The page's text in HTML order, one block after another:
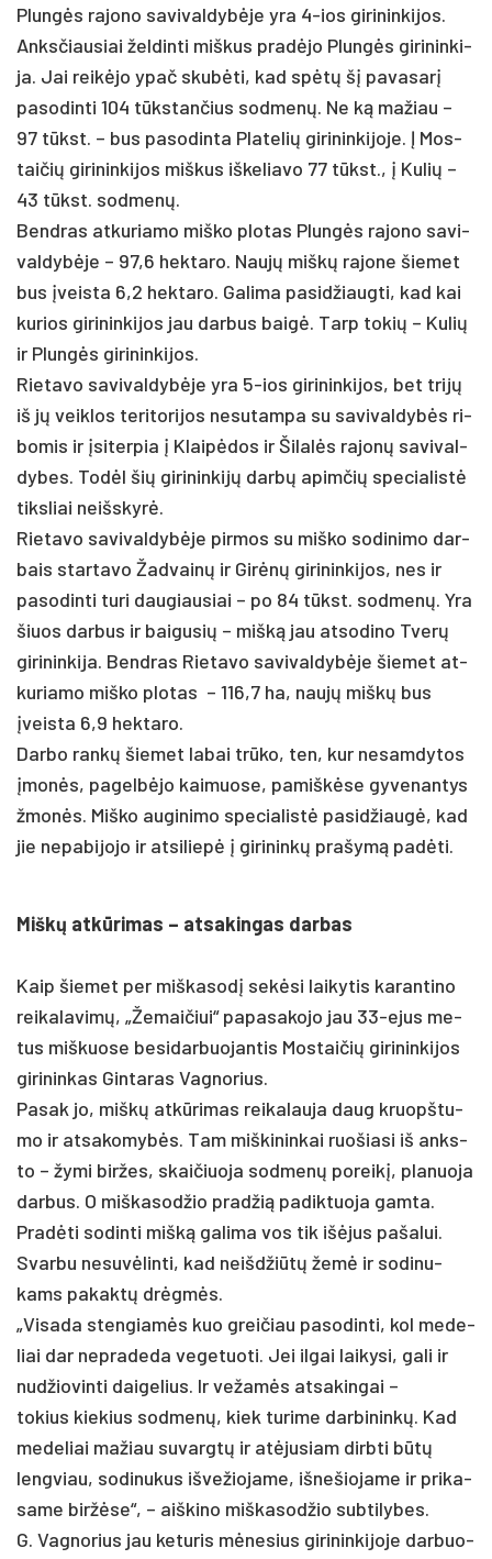
Plungės ra­jo­no sa­vi­val­dybė­je yra 4-ios gi­ri­nin­ki­jos.
Anks­čiau­siai žel­din­ti miš­kus pra­dėjo Plungės gi­ri­nin­ki­
ja. Jai reikė­jo ypač skubė­ti, kad spėtų šį pa­va­sarį
pa­so­din­ti 104 tūkstan­čius sod­menų. Ne ką ma­žiau –
97 tūkst. – bus pa­so­din­ta Pla­te­lių gi­ri­nin­ki­jo­je. Į Mos­
tai­čių gi­ri­nin­ki­jos miš­kus iš­ke­liavo 77 tūkst., į Ku­lių –
43 tūkst. sod­menų.
Bend­ras at­ku­ria­mo miš­ko plo­tas Plungės ra­jo­no sa­vi­
val­dybė­je – 97,6 hek­ta­ro. Naujų miškų ra­jo­ne šie­met
bus įveis­ta 6,2 hek­ta­ro. Ga­li­ma pa­si­džiaug­ti, kad kai
ku­rios gi­ri­nin­ki­jos jau dar­bus baigė. Tarp to­kių – Ku­lių
ir Plungės gi­ri­nin­ki­jos.
Rie­ta­vo sa­vi­val­dybė­je yra 5-ios gi­ri­nin­ki­jos, bet trijų
iš jų veik­los te­ri­to­ri­jos ne­su­tam­pa su sa­vi­val­dybės ri­
bo­mis ir įsi­ter­pia į Klaipė­dos ir Ši­lalės ra­jonų sa­vi­val­
dy­bes. Todėl šių gi­ri­nin­kijų darbų apim­čių spe­cia­listė
tiks­liai neišs­kyrė.
Rie­ta­vo sa­vi­val­dybė­je pir­mos su miš­ko so­di­ni­mo dar­
bais star­ta­vo Žad­vainų ir Girėnų gi­ri­nin­ki­jos, nes ir
pa­so­din­ti tu­ri dau­giau­siai – po 84 tūkst. sod­menų. Yra
šiuos dar­bus ir bai­gu­sių – mišką jau at­so­di­no Tverų
gi­ri­nin­ki­ja. Bend­ras Rie­ta­vo sa­vi­val­dybė­je šie­met at­
ku­ria­mo miš­ko plo­tas – 116,7 ha, naujų miškų bus
įveis­ta 6,9 hek­ta­ro.
Dar­bo rankų šie­met la­bai trūko, ten, kur nesamdytos
įmonės, pa­gelbė­jo kai­muo­se, pa­miškė­se gy­ve­nan­tys
žmonės. Miš­ko au­gi­ni­mo spe­cia­listė pa­si­džiaugė, kad
jie ne­pa­bi­jo­jo ir at­si­liepė į gi­ri­ninkų pra­šymą pa­dėti.
Miškų at­kūri­mas – at­sa­kin­gas dar­bas
Kaip šie­met per miš­ka­sodį sekė­si lai­ky­tis ka­ran­ti­no
rei­ka­la­vimų, „Že­mai­čiui“ pa­pa­sa­ko­jo jau 33-ejus me­
tus miš­kuo­se be­si­dar­buo­jan­tis Mos­tai­čių gi­ri­nin­ki­jos
gi­ri­nin­kas Gin­ta­ras Vag­no­rius.
Pa­sak jo, miškų at­kūri­mas rei­ka­lau­ja daug kruopš­tu­
mo ir at­sa­ko­mybės. Tam miš­ki­nin­kai ruo­šia­si iš anks­
to – žy­mi bir­žes, skai­čiuo­ja sod­menų po­reikį, pla­nuo­ja
dar­bus. O miš­ka­sod­žio pra­džią pa­dik­tuo­ja gam­ta.
Pradė­ti so­din­ti mišką ga­li­ma vos tik išė­jus pa­ša­lui.
Svar­bu ne­suvė­lin­ti, kad neišd­žiūtų žemė ir so­di­nu­
kams pa­kaktų drėgmės.
„Vi­sa­da sten­giamės kuo grei­čiau pa­so­din­ti, kol me­de­
liai dar ne­pra­de­da ve­ge­tuo­ti. Jei il­gai lai­ky­si, ga­li ir
nu­džio­vin­ti dai­ge­lius. Ir ve­žamės at­sa­kin­gai –
to­kius kie­kius sod­menų, kiek tu­ri­me dar­bi­ninkų. Kad
me­de­liai ma­žiau su­vargtų ir at­ėju­siam dirb­ti būtų
leng­viau, so­di­nu­kus iš­ve­žio­ja­me, iš­ne­šio­ja­me ir pri­ka­
sa­me biržė­se“, – aiš­ki­no miš­ka­sod­žio su­bti­ly­bes.
G. Vag­no­rius jau ke­tu­ris mėne­sius gi­ri­nin­ki­jo­je dar­buo­